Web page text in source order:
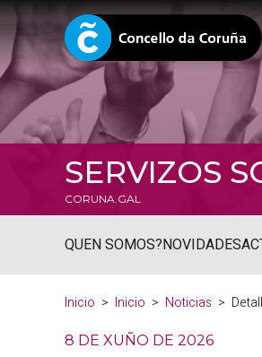
SERVIZOS
CORUNA.GAL
QUEN SOMOS?NOVIDADES
Inicio Inicio Noticias
8 DE XUÑO DE 2026